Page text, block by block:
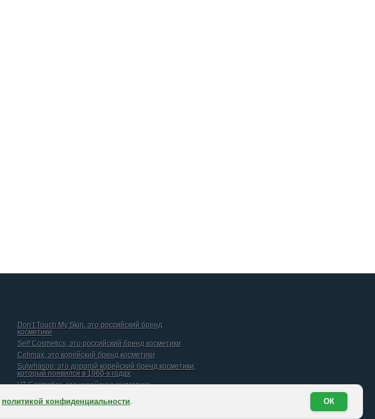
Don’t Touch My Skin, это российский бренд
косметики
Self Cosmetics, это российский бренд косметики
Celimax, это корейский бренд косметики
Sulwhasoo, это дорогой корейский бренд косметики,
который появился в 1960-х годах
VT Cosmetics, это корейская косметика
политикой конфиденциальности. ОК